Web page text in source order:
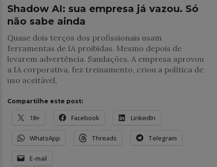
Shadow AI: sua empresa já vazou. Só
não sabe ainda
Quase dois terços dos profissionais usam
ferramentas de IA proibidas. Mesmo depois de
levarem advertência. Saudações. A empresa aprovou
a IA corporativa, fez treinamento, criou a política de
uso aceitável,
Compartilhe este post:
18+ Facebook LinkedIn
WhatsApp Threads Telegram
E-mail